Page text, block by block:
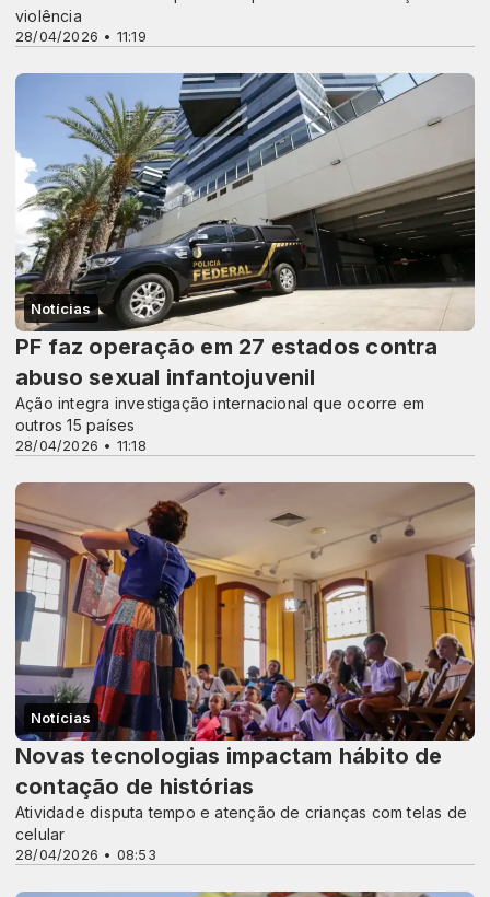
28/04/2026 • 11:19
violência
Notícias
28/04/2026 • 11:18
PF faz operação em 27 estados contra
abuso sexual infantojuvenil
Ação integra investigação internacional que ocorre em
outros 15 países
Notícias
28/04/2026 • 08:53
Novas tecnologias impactam hábito de
contação de histórias
Atividade disputa tempo e atenção de crianças com telas de
celular